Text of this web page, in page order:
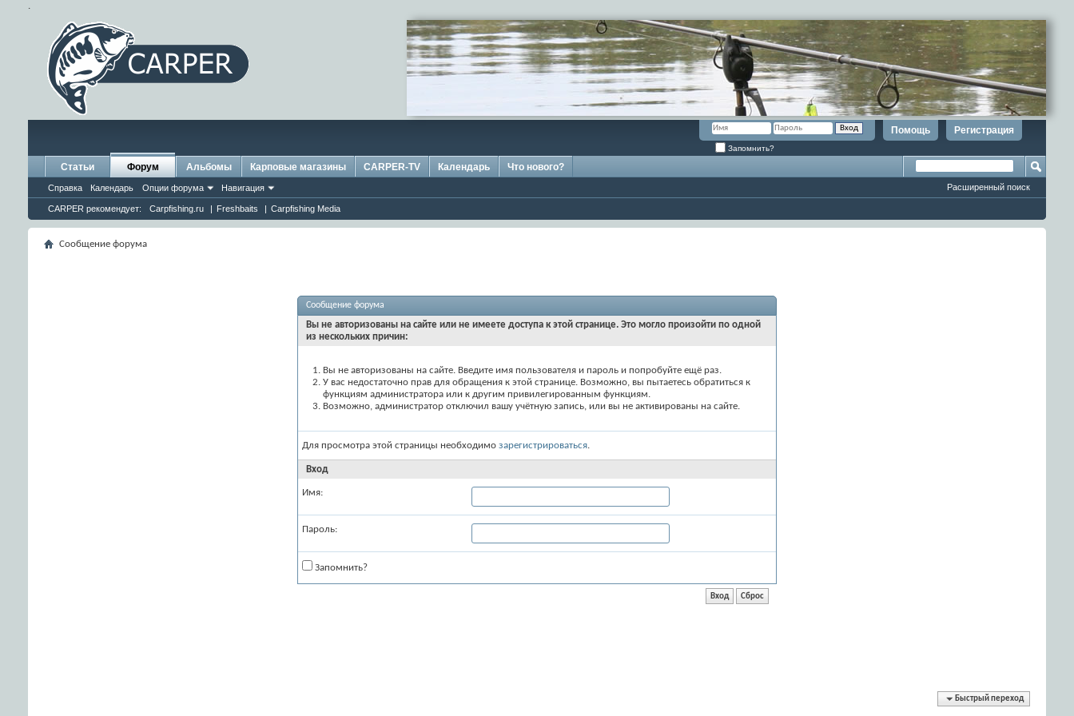
.
Регистрация
Помощь
Запомнить?
Статьи Форум
Справка Календарь Опции форума Навигация
CARPER рекомендует: Carpfishing.ru | Freshbaits | Carpfishing Media
Альбомы Карповые магазины CARPER-TV Календарь Что нового?
Расширенный поиск
Сообщение форума
Сообщение форума
Вы не авторизованы на сайте или не имеете доступа к этой странице. Это могло произойти по одной
из нескольких причин:
Вы не авторизованы на сайте. Введите имя пользователя и пароль и попробуйте ещё раз.
У вас недостаточно прав для обращения к этой странице. Возможно, вы пытаетесь обратиться к
функциям администратора или к другим привилегированным функциям.
Возможно, администратор отключил вашу учётную запись, или вы не активированы на сайте.
Для просмотра этой страницы необходимо зарегистрироваться.
Вход
Имя:
Пароль:
Запомнить?
Быстрый переход